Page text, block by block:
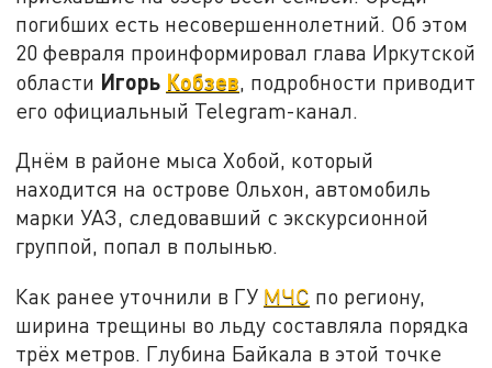
погибших есть несовершеннолетний. Об этом
20 февраля проинформировал глава Иркутской
области Игорь Кобзев, подробности приводит
его официальный Telegram-канал.
Днём в районе мыса Хобой, который
находится на острове Ольхон, автомобиль
марки УАЗ, следовавший с экскурсионной
группой, попал в полынью.
Как ранее уточнили в ГУ МЧС по региону,
ширина трещины во льду составляла порядка
трёх метров. Глубина Байкала в этой точке